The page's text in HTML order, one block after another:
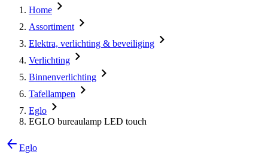
Home
Assortiment
Elektra, verlichting & beveiliging
Verlichting
Binnenverlichting
Tafellampen
Eglo
EGLO bureaulamp LED touch
Eglo